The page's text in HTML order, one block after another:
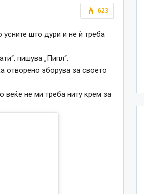
623
што дури и не ѝ треба
пишува „Пипл“.
отворено зборува за своето
веќе не ми треба ниту крем за